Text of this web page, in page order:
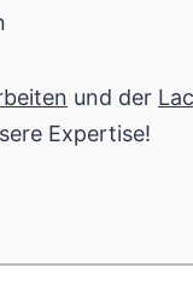
und der
Expertise!